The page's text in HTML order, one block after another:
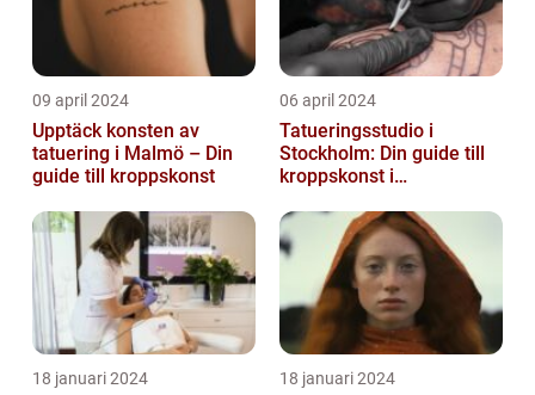
09 april 2024
Upptäck konsten av
tatuering i Malmö – Din
guide till kroppskonst
06 april 2024
Tatueringsstudio i
Stockholm: Din guide till
kroppskonst i
18 januari 2024 18 januari 2024